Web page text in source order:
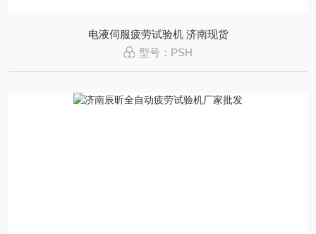
电液伺服疲劳试验机 济南现货
型号：PSH